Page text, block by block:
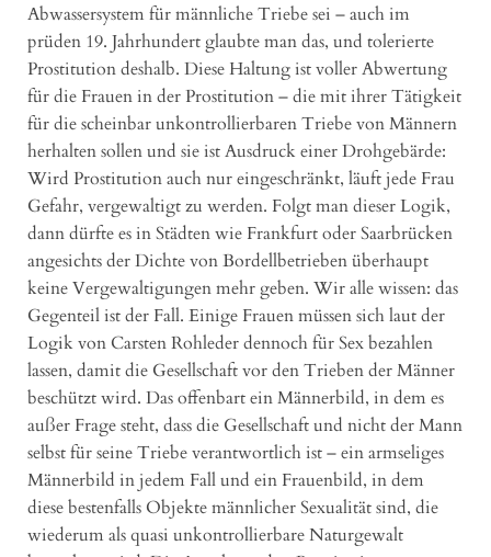
Abwassersystem für männliche Triebe sei – auch im
prüden 19. Jahrhundert glaubte man das, und tolerierte
Prostitution deshalb. Diese Haltung ist voller Abwertung
für die Frauen in der Prostitution – die mit ihrer Tätigkeit
für die scheinbar unkontrollierbaren Triebe von Männern
herhalten sollen und sie ist Ausdruck einer Drohgebärde:
Wird Prostitution auch nur eingeschränkt, läuft jede Frau
Gefahr, vergewaltigt zu werden. Folgt man dieser Logik,
dann dürfte es in Städten wie Frankfurt oder Saarbrücken
angesichts der Dichte von Bordellbetrieben überhaupt
keine Vergewaltigungen mehr geben. Wir alle wissen: das
Gegenteil ist der Fall. Einige Frauen müssen sich laut der
Logik von Carsten Rohleder dennoch für Sex bezahlen
lassen, damit die Gesellschaft vor den Trieben der Männer
beschützt wird. Das offenbart ein Männerbild, in dem es
außer Frage steht, dass die Gesellschaft und nicht der Mann
selbst für seine Triebe verantwortlich ist – ein armseliges
Männerbild in jedem Fall und ein Frauenbild, in dem
diese bestenfalls Objekte männlicher Sexualität sind, die
wiederum als quasi unkontrollierbare Naturgewalt